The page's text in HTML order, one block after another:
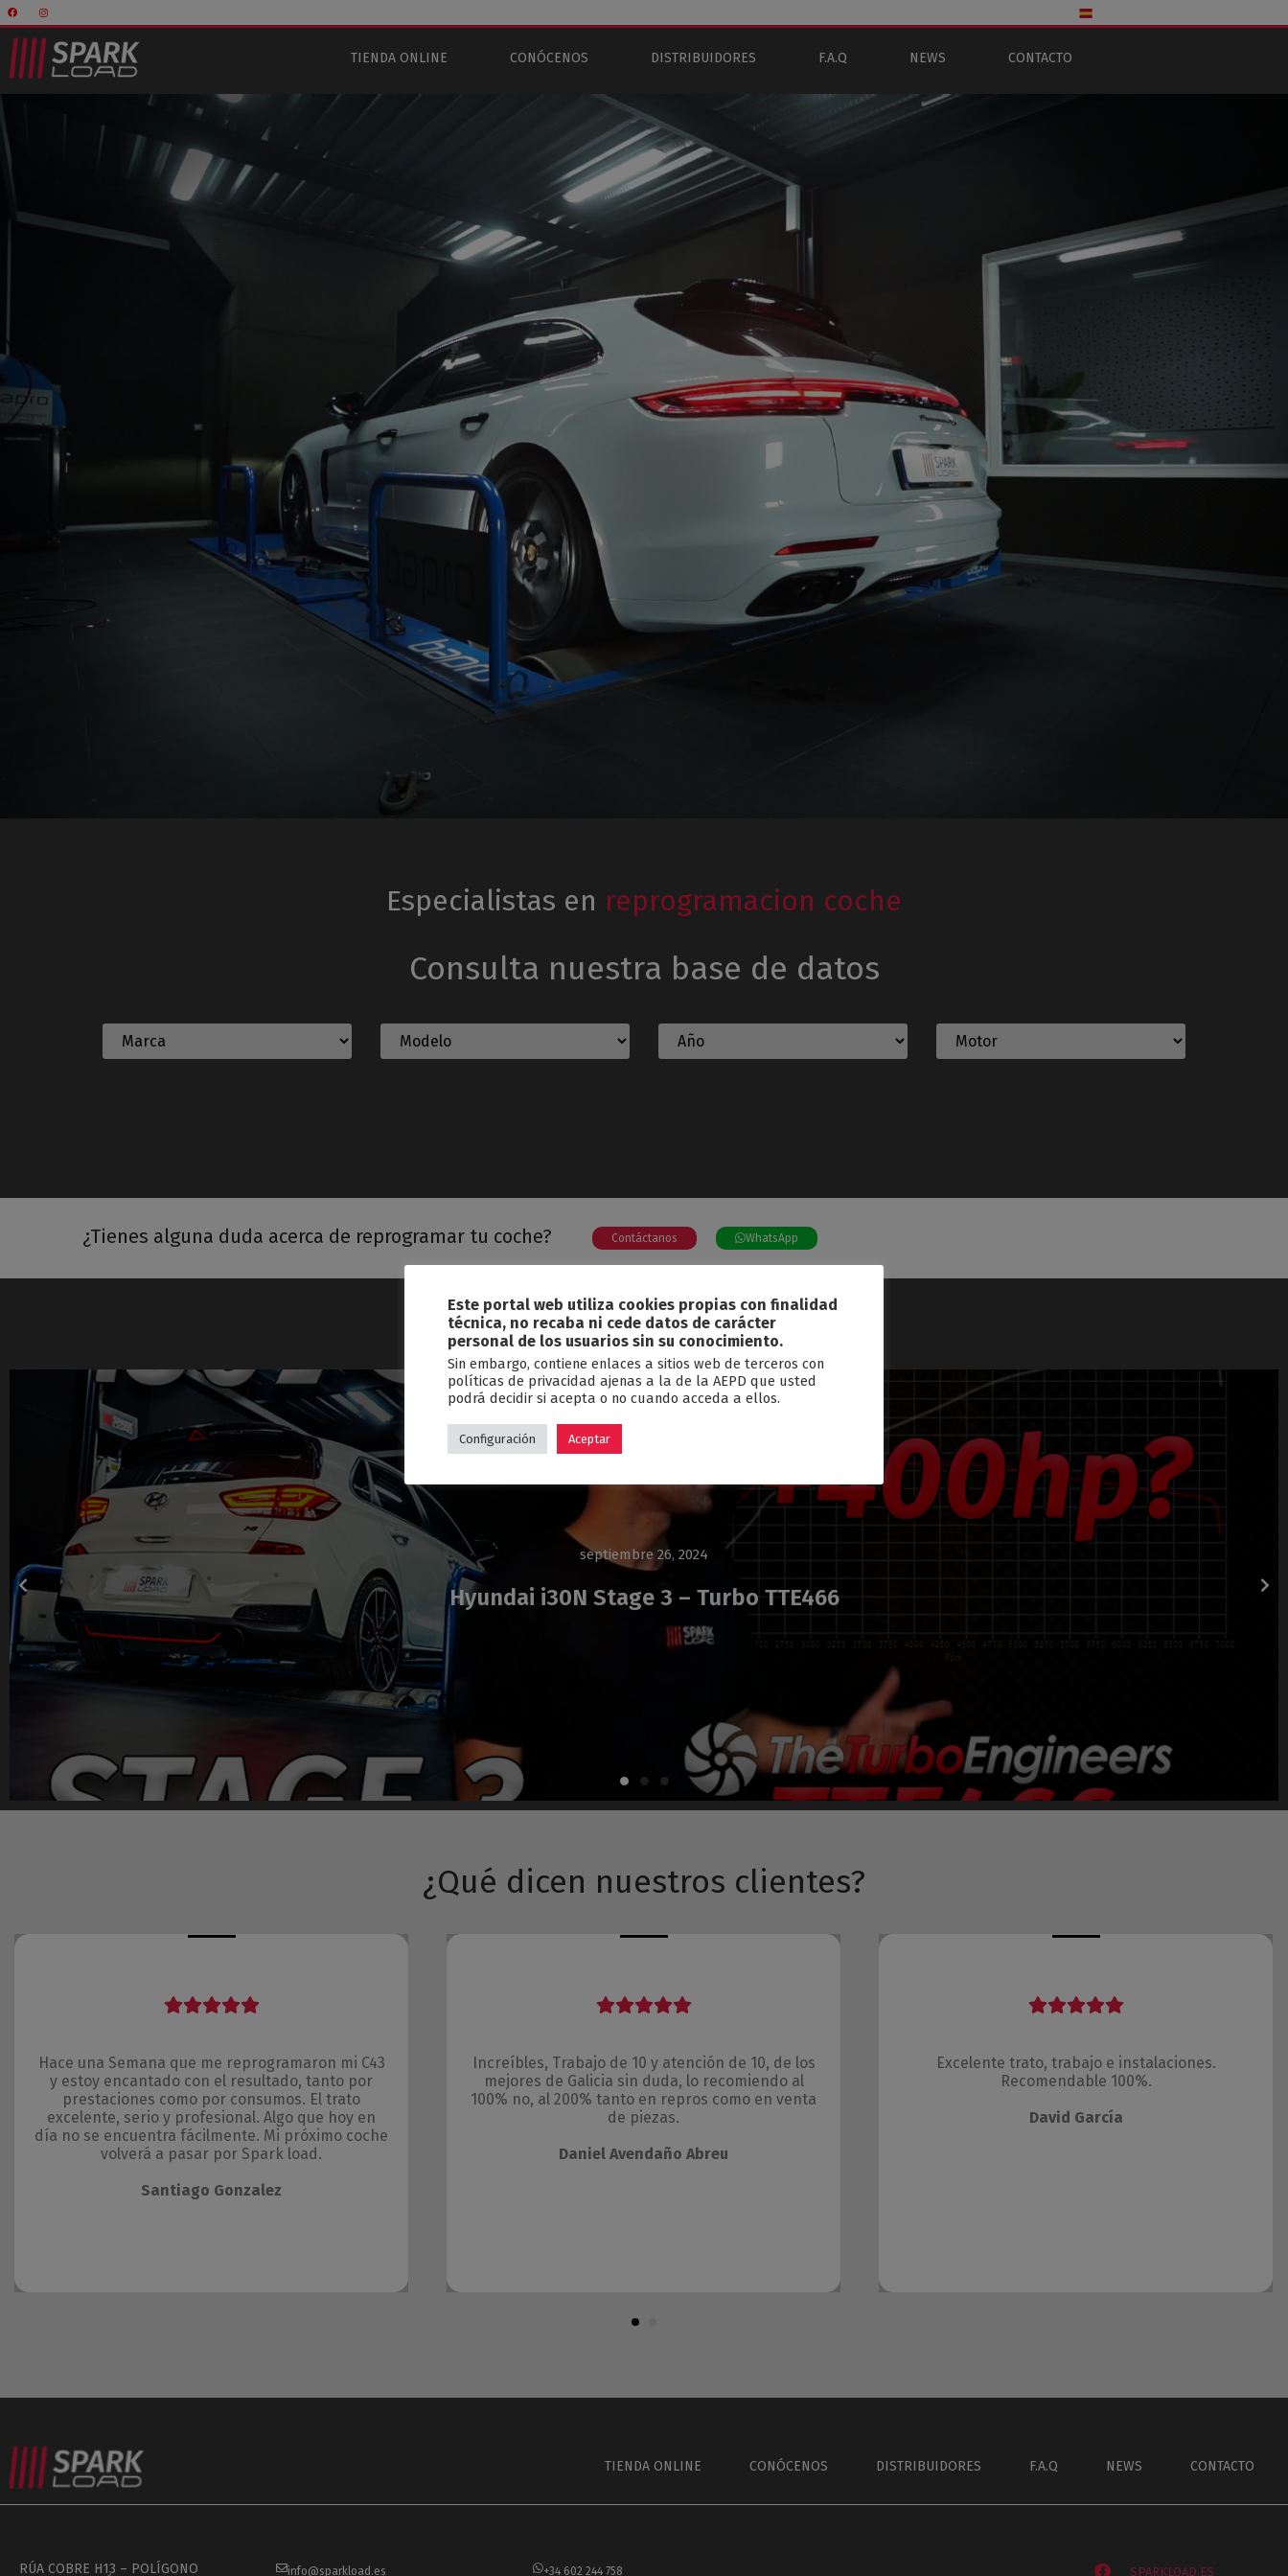
TIENDA ONLINE CONÓCENOS DISTRIBUIDORES F.A.Q NEWS CONTACTO
Especialistas en reprogramacion coche
Consulta nuestra base de datos
¿Tienes alguna duda acerca de reprogramar tu coche? Contáctanos WhatsApp
Blog
septiembre 26, 2024
Hyundai i30N Stage 3 – Turbo TTE466
¿Qué dicen nuestros clientes?
Hace una Semana que me reprogramaron mi C43
y estoy encantado con el resultado, tanto por
prestaciones como por consumos. El trato
excelente, serio y profesional. Algo que hoy en
día no se encuentra fácilmente. Mi próximo coche
volverá a pasar por Spark load.
Santiago Gonzalez
Increíbles, Trabajo de 10 y atención de 10, de los
mejores de Galicia sin duda, lo recomiendo al
100% no, al 200% tanto en repros como en venta
de piezas.
Daniel Avendaño Abreu
Excelente trato, trabajo e instalaciones.
Recomendable 100%.
David García
TIENDA ONLINE CONÓCENOS DISTRIBUIDORES F.A.Q NEWS CONTACTO
RÚA COBRE H13 – POLÍGONO
info@sparkload.es +34 602 244 758 SPARKLOAD.ES
Este portal web utiliza cookies propias con finalidad
técnica, no recaba ni cede datos de carácter
personal de los usuarios sin su conocimiento.
Sin embargo, contiene enlaces a sitios web de terceros con
políticas de privacidad ajenas a la de la AEPD que usted
podrá decidir si acepta o no cuando acceda a ellos.
Configuración Aceptar